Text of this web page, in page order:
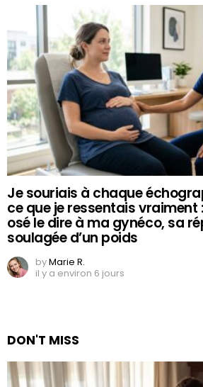
Je souriais à chaque
ce que je ressentais vraiment
osé le dire à ma gynéco, sa
soulagée d’un poids
byMarie R.
il y a environ 6 jours
DON'T MISS